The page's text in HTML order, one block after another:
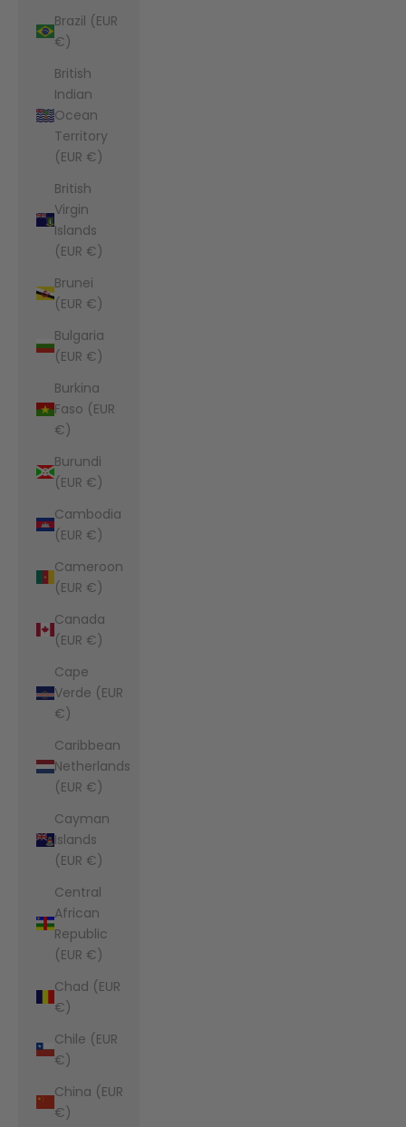
Brazil (EUR
€)
British
Indian
Ocean
Territory
(EUR €)
British
Virgin
Islands
(EUR €)
Brunei
(EUR €)
Bulgaria
(EUR €)
Burkina
Faso (EUR
€)
Burundi
(EUR €)
Cambodia
(EUR €)
Cameroon
(EUR €)
Canada
(EUR €)
Cape
Verde (EUR
€)
Caribbean
Netherlands
(EUR €)
Cayman
Islands
(EUR €)
Central
African
Republic
(EUR €)
Chad (EUR
€)
Chile (EUR
€)
China (EUR
€)